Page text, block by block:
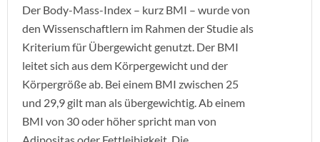
Der Body-Mass-Index – kurz BMI – wurde von
den Wissenschaftlern im Rahmen der Studie als
Kriterium für Übergewicht genutzt. Der BMI
leitet sich aus dem Körpergewicht und der
Körpergröße ab. Bei einem BMI zwischen 25
und 29,9 gilt man als übergewichtig. Ab einem
BMI von 30 oder höher spricht man von